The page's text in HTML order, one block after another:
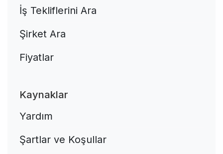
İş Tekliflerini Ara
Şirket Ara
Fiyatlar
Kaynaklar
Yardım
Şartlar ve Koşullar